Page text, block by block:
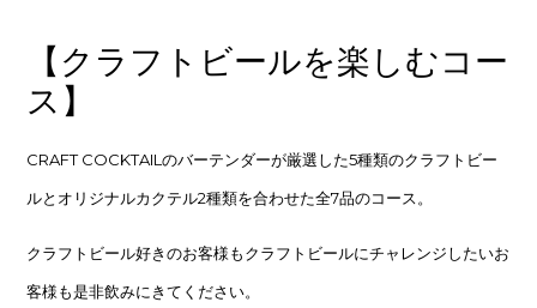
【クラフトビールを楽しむコー
ス】
CRAFT COCKTAILのバーテンダーが厳選した5種類のクラフトビー
ルとオリジナルカクテル2種類を合わせた全7品のコース。
クラフトビール好きのお客様もクラフトビールにチャレンジしたいお
客様も是非飲みにきてください。